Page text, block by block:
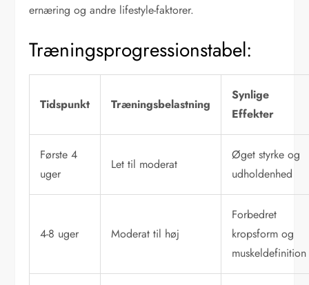
ernæring og andre lifestyle-faktorer.
Træningsprogressionstabel:
Tidspunkt Træningsbelastning
Synlige
Effekter
Første 4
uger
Let til moderat
Øget styrke og
udholdenhed
4-8 uger Moderat til høj
Forbedret
kropsform og
muskeldefinition